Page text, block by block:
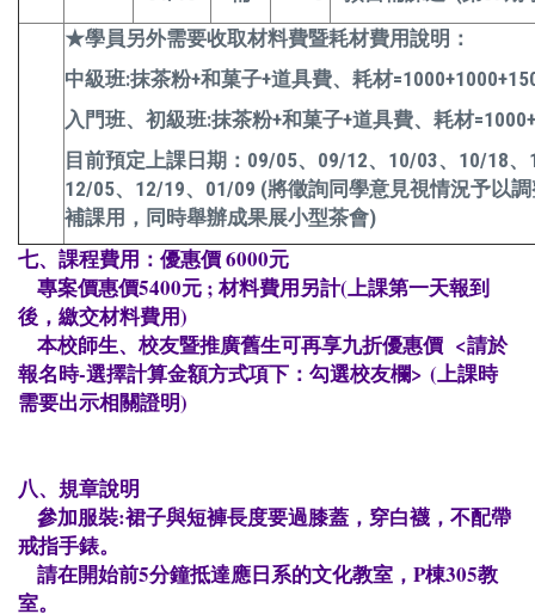
★學員另外需要收取材料費暨耗材費用說明：
中級班:抹茶粉+和菓子+道具費、耗材
入門班、初級班:抹茶粉+和菓子+道具費、耗材
目前預定上課日期：09/05、09/12、10/03、10/18
12/05、12/19、01/09 (將徵詢同學意見視情況予以
補課用，同時舉辦成果展小型茶會)
七、課程費用：優惠價 6000元
專案價惠價5400元 ; 材料費用另計(上課第一天報到
後，繳交材料費用)
本校師生、校友暨推廣舊生可再享九折優惠價 <請於
報名時-選擇計算金額方式項下：勾選校友欄> (上課時
需要出示相關證明)
八、規章說明
參加服裝:裙子與短褲長度要過膝蓋，穿白襪，不配帶
戒指手錶。
請在開始前5分鐘抵達應日系的文化教室，P棟305教
室。